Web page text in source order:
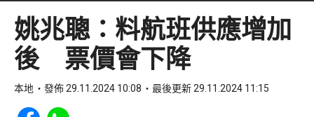
姚兆聰：料航班供應增加
後 票價會下降
本地 發佈 29.11.2024 10:08 最後更新 29.11.2024 11:15
Share to Facebook
Share to WhatsApp